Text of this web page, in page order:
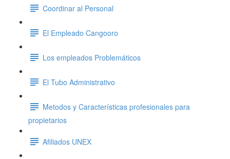
Coordinar al Personal
El Empleado Cangooro
Los empleados Problemáticos
El Tubo Administrativo
Metodos y Características profesionales para
propietarios
Afiliados UNEX